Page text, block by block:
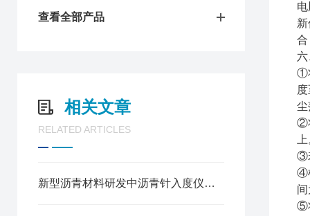
查看全部产品
相关文章
RELATED ARTICLES
新型沥青材料研发中沥青针入度仪的性能测试应用
合
①
尘
②
③
④
⑤